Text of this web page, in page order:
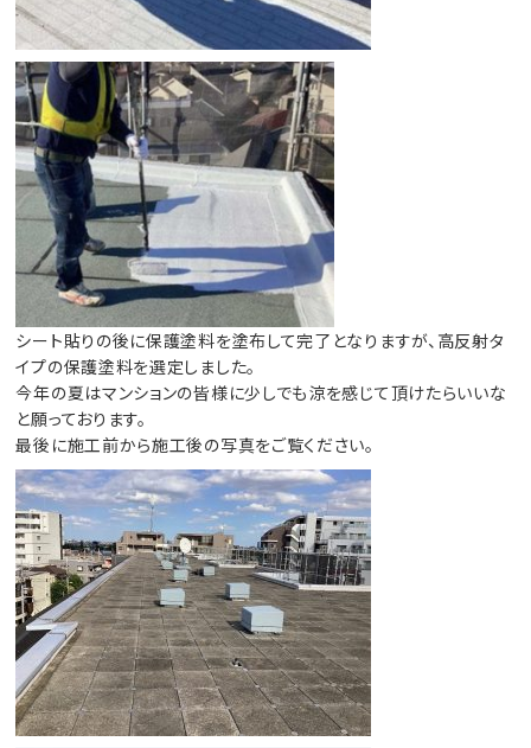
シート貼りの後に保護塗料を塗布して完了となりますが、高反射タ
イプの保護塗料を選定しました。
今年の夏はマンションの皆様に少しでも涼を感じて頂けたらいいな
と願っております。
最後に施工前から施工後の写真をご覧ください。